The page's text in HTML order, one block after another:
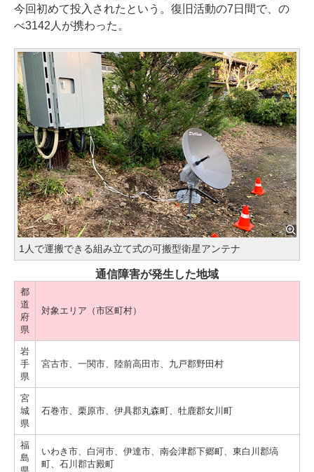
今回初めて投入されたという。復旧活動の7日間で、の
べ3142人が携わった。
1人で運搬できる組み立て式の可搬型衛星アンテナ
通信障害が発生した地域
都
道
府
県
対象エリア（市区町村）
岩
手
県
宮古市、一関市、陸前高田市、九戸郡野田村
宮
城
県
石巻市、栗原市、伊具郡丸森町、牡鹿郡女川町
福
島
いわき市、白河市、伊達市、南会津郡下郷町、東白川郡塙
町、石川郡古殿町